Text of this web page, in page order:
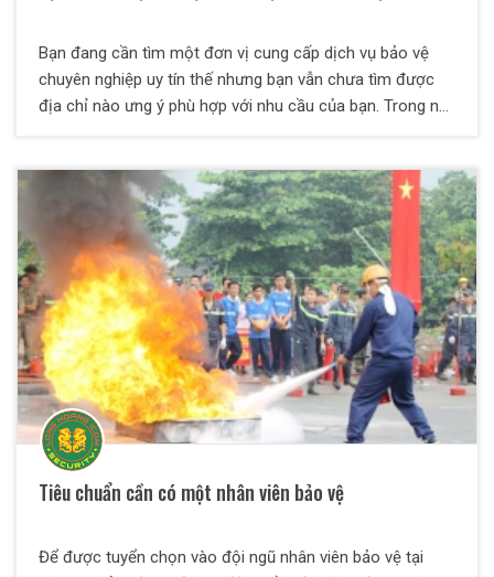
Bạn đang cần tìm một đơn vị cung cấp dịch vụ bảo vệ
chuyên nghiệp uy tín thế nhưng bạn vẫn chưa tìm được
địa chỉ nào ưng ý phù hợp với nhu cầu của bạn. Trong nội
được nhiều người tin tưởng lựa chọn.
Tiêu chuẩn cần có một nhân viên bảo vệ
Để được tuyển chọn vào đội ngũ nhân viên bảo vệ tại